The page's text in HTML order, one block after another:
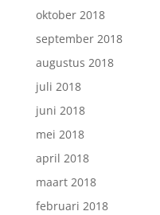
oktober 2018
september 2018
augustus 2018
juli 2018
juni 2018
mei 2018
april 2018
maart 2018
februari 2018